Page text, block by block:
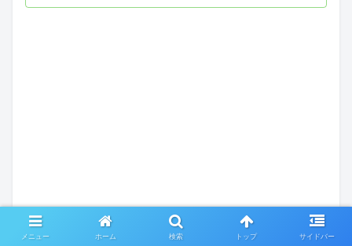
メニュー ホーム 検索 トップ サイドバー